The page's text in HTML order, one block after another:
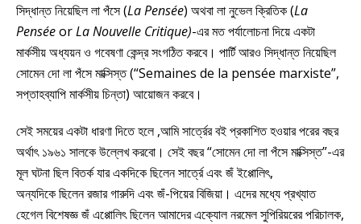
সিদ্ধান্ত নিয়েছিল লা পঁসে (La Pensée) অথবা লা নুভেল ক্রিতিক (La
PenséeorLa Nouvelle Critique)-এর মত পর্যালোচনা দিয়ে একটা
মার্কসীয় অধ্যয়ন ও গবেষণা কেন্দ্র সংগঠিত করবে। পার্টি আরও সিদ্ধান্ত নিয়েছিল
সোমেন দো লা পঁসে মাক্সিস্ত (“Semaines de la pensée marxiste”,
সপ্তাহব্যাপি মার্কসীয় চিন্তা) আয়োজন করবে।
সেই সময়ের একটা ধারণা দিতে হলে ,আমি সার্ত্রের বই প্রকাশিত হওয়ার পরের বছর
অর্থাৎ ১৯৬১ সালকে উল্লেখ করবো। সেই বছর “সোমেন দো লা পঁসে মাক্সিস্ত”-এর
মূল ঘটনা ছিল বিতর্ক যার একদিকে ছিলেন সার্ত্রে এবং জঁ ইপ্পোলিৎ,
অন্যদিকে ছিলেন রজার গারুদি এবং জঁ-পিয়ের বিজিয়া। এদের মধ্যে প্রখ্যাত
হেগেল বিশেষজ্ঞ জঁ এপ্পোলিৎ ছিলেন আমাদের এক্যোল নরমেল সুপিরিয়রের পরিচালক,